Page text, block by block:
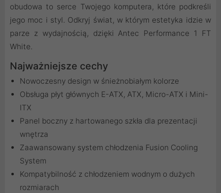
obudowa to serce Twojego komputera, które podkreśli
jego moc i styl. Odkryj świat, w którym estetyka idzie w
parze z wydajnością, dzięki Antec Performance 1 FT
White.
Najważniejsze cechy
Nowoczesny design w śnieżnobiałym kolorze
Obsługa płyt głównych E-ATX, ATX, Micro-ATX i Mini-
ITX
Panel boczny z hartowanego szkła dla prezentacji
wnętrza
Zaawansowany system chłodzenia Fusion Cooling
System
Kompatybilność z chłodzeniem wodnym o dużych
rozmiarach